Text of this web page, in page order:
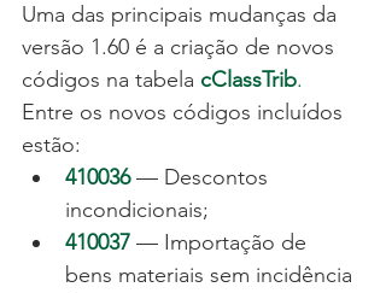
Uma das principais mudanças da
versão 1.60 é a criação de novos
códigos na tabela cClassTrib.
Entre os novos códigos incluídos
estão:
410036 — Descontos
incondicionais;
410037 — Importação de
bens materiais sem incidência